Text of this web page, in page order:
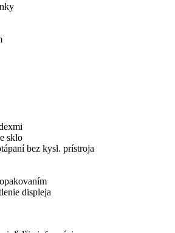
sklo
bez kysl. prístroja
displeja